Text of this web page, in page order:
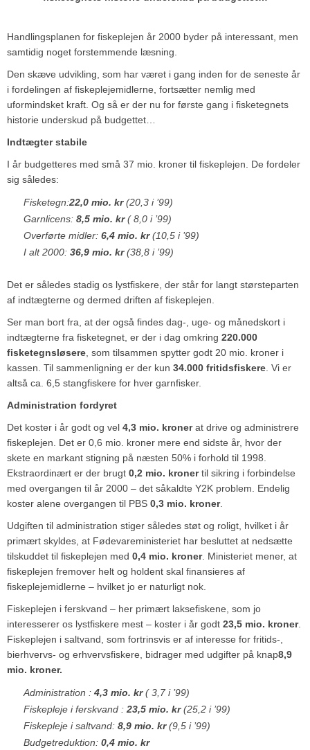
Handlingsplanen for fiskeplejen år 2000 byder på interessant, men
samtidig noget forstemmende læsning.
Den skæve udvikling, som har været i gang inden for de seneste år
i fordelingen af fiskeplejemidlerne, fortsætter nemlig med
uformindsket kraft. Og så er der nu for første gang i fisketegnets
historie underskud på budgettet…
Indtægter stabile
I år budgetteres med små 37 mio. kroner til fiskeplejen. De fordeler
sig således:
Fisketegn:22,0 mio. kr(20,3 i ’99)
Garnlicens: 8,5 mio. kr( 8,0 i ’99)
Overførte midler: 6,4 mio. kr(10,5 i ’99)
I alt 2000: 36,9 mio. kr(38,8 i ’99)
Det er således stadig os lystfiskere, der står for langt størsteparten
af indtægterne og dermed driften af fiskeplejen.
Ser man bort fra, at der også findes dag-, uge- og månedskort i
indtægterne fra fisketegnet, er der i dag omkring 220.000
fisketegnsløsere , som tilsammen spytter godt 20 mio. kroner i
kassen. Til sammenligning er der kun 34.000 fritidsfiskere . Vi er
altså ca. 6,5 stangfiskere for hver garnfisker.
Administration fordyret
Det koster i år godt og vel 4,3 mio. kronerat drive og administrere
fiskeplejen. Det er 0,6 mio. kroner mere end sidste år, hvor der
skete en markant stigning på næsten 50% i forhold til 1998.
Ekstraordinært er der brugt 0,2 mio. kronertil sikring i forbindelse
med overgangen til år 2000 – det såkaldte Y2K problem. Endelig
koster alene overgangen til PBS 0,3 mio. kroner.
Udgiften til administration stiger således støt og roligt, hvilket i år
primært skyldes, at Fødevareministeriet har besluttet at nedsætte
tilskuddet til fiskeplejen med 0,4 mio. kroner. Ministeriet mener, at
fiskeplejen fremover helt og holdent skal finansieres af
fiskeplejemidlerne – hvilket jo er naturligt nok.
Fiskeplejen i ferskvand – her primært laksefiskene, som jo
interesserer os lystfiskere mest – koster i år godt 23,5 mio. kroner.
Fiskeplejen i saltvand, som fortrinsvis er af interesse for fritids-,
bierhvervs- og erhvervsfiskere, bidrager med udgifter på knap8,9
mio. kroner.
Administration : 4,3 mio. kr( 3,7 i ’99)
Fiskepleje i ferskvand : 23,5 mio. kr(25,2 i ’99)
Fiskepleje i saltvand: 8,9 mio. kr(9,5 i ’99)
Budgetreduktion: 0,4 mio. kr